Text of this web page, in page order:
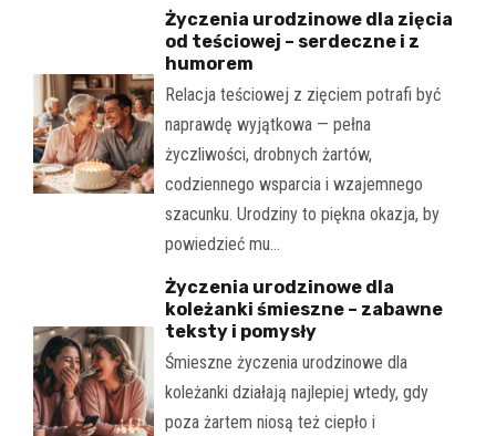
Życzenia urodzinowe dla zięcia
od teściowej – serdeczne i z
humorem
Relacja teściowej z zięciem potrafi być
naprawdę wyjątkowa — pełna
życzliwości, drobnych żartów,
codziennego wsparcia i wzajemnego
szacunku. Urodziny to piękna okazja, by
powiedzieć mu…
Życzenia urodzinowe dla
koleżanki śmieszne – zabawne
teksty i pomysły
Śmieszne życzenia urodzinowe dla
koleżanki działają najlepiej wtedy, gdy
poza żartem niosą też ciepło i